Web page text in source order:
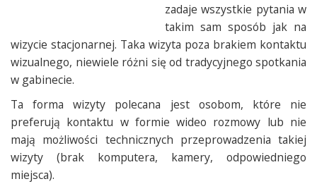
zadaje wszystkie pytania w
takim sam sposób jak na
wizycie stacjonarnej. Taka wizyta poza brakiem kontaktu
wizualnego, niewiele różni się od tradycyjnego spotkania
w gabinecie.
Ta forma wizyty polecana jest osobom, które nie
preferują kontaktu w formie wideo rozmowy lub nie
mają możliwości technicznych przeprowadzenia takiej
wizyty (brak komputera, kamery, odpowiedniego
miejsca).